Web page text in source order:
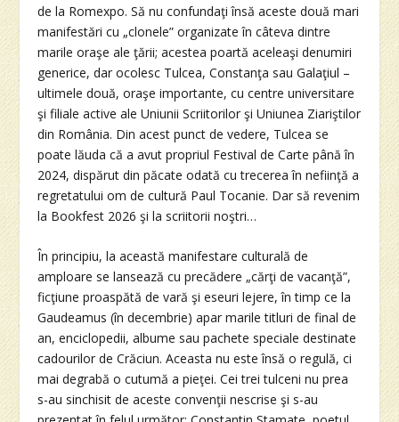
de la Romexpo. Să nu confundaţi însă aceste două mari
manifestări cu „clonele” organizate în câteva dintre
marile oraşe ale ţării; acestea poartă aceleaşi denumiri
generice, dar ocolesc Tulcea, Constanţa sau Galaţiul –
ultimele două, oraşe importante, cu centre universitare
şi filiale active ale Uniunii Scriitorilor şi Uniunea Ziariştilor
din România. Din acest punct de vedere, Tulcea se
poate lăuda că a avut propriul Festival de Carte până în
2024, dispărut din păcate odată cu trecerea în nefiinţă a
regretatului om de cultură Paul Tocanie. Dar să revenim
la Bookfest 2026 şi la scriitorii noştri…
În principiu, la această manifestare culturală de
amploare se lansează cu precădere „cărţi de vacanţă”,
ficţiune proaspătă de vară şi eseuri lejere, în timp ce la
Gaudeamus (în decembrie) apar marile titluri de final de
an, enciclopedii, albume sau pachete speciale destinate
cadourilor de Crăciun. Aceasta nu este însă o regulă, ci
mai degrabă o cutumă a pieţei. Cei trei tulceni nu prea
s-au sinchisit de aceste convenţii nescrise şi s-au